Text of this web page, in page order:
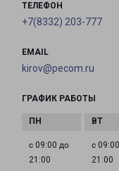
ТЕЛЕФОН
+7(8332) 203-777
EMAIL
kirov@pecom.ru
ГРАФИК РАБОТЫ
с 09:00 до
21:00
с
21:00